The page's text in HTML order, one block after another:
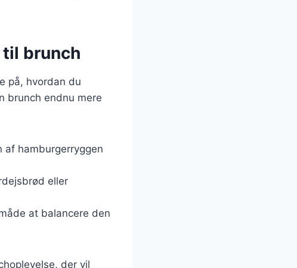
brunch
på, hvordan du
brunch endnu mere
hamburgerryggen
eller
at balancere den
der vil